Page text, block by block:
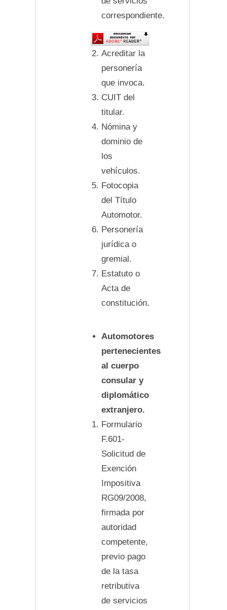
correspondiente.
Acreditar la
personería
que invoca.
CUIT del
titular.
Nómina y
dominio de
los
vehículos.
Fotocopia
del Título
Automotor.
Personería
jurídica o
gremial.
Estatuto o
Acta de
constitución.
Automotores
pertenecientes
al cuerpo
consular y
diplomático
extranjero.
Formulario
F.601-
Solicitud de
Exención
Impositiva
RG09/2008,
firmada por
autoridad
competente,
previo pago
de la tasa
retributiva
de servicios